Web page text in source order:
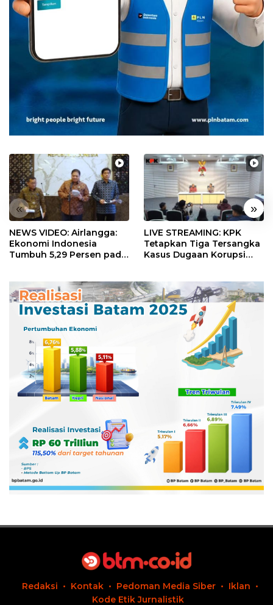
« »
NEWS VIDEO: Airlangga:
Ekonomi Indonesia
Tumbuh 5,29 Persen pada
LIVE STREAMING: KPK
Tetapkan Tiga Tersangka
Kasus Dugaan Korupsi
Redaksi Kontak Pedoman Media Siber
Iklan
Kode Etik Jurnalistik